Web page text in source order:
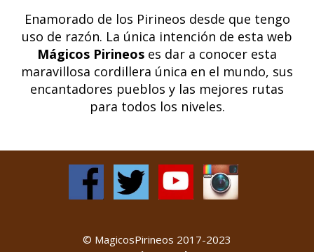
Enamorado de los Pirineos desde que tengo
uso de razón. La única intención de esta web
Mágicos Pirineos es dar a conocer esta
maravillosa cordillera única en el mundo, sus
encantadores pueblos y las mejores rutas
para todos los niveles.
©️ MagicosPirineos 2017-2023